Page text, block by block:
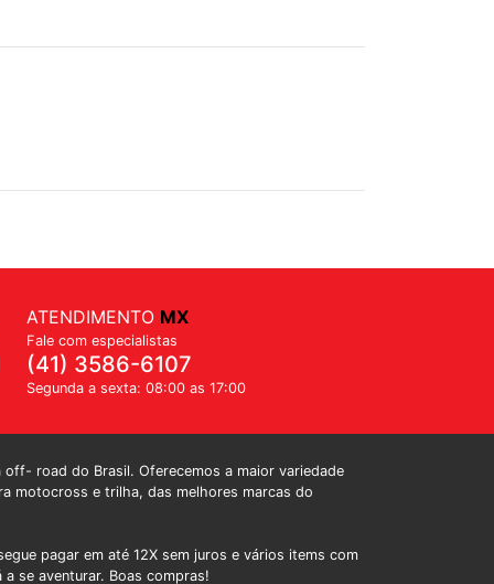
ATENDIMENTO MX
Fale com especialistas
(41) 3586-6107
Segunda a sexta: 08:00 as 17:00
off- road do Brasil. Oferecemos a maior variedade
motocross e trilha, das melhores marcas do
pagar em até 12X sem juros e vários items com
se aventurar. Boas compras!